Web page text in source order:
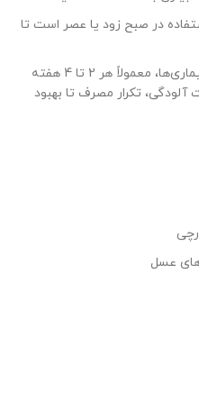
در صبح زود یا عصر است تا
: برای پیشگیری از بیماری‌ها، معمولاً هر 2 تا 4 هفته
تکرار مصرف تا بهبود
عسل